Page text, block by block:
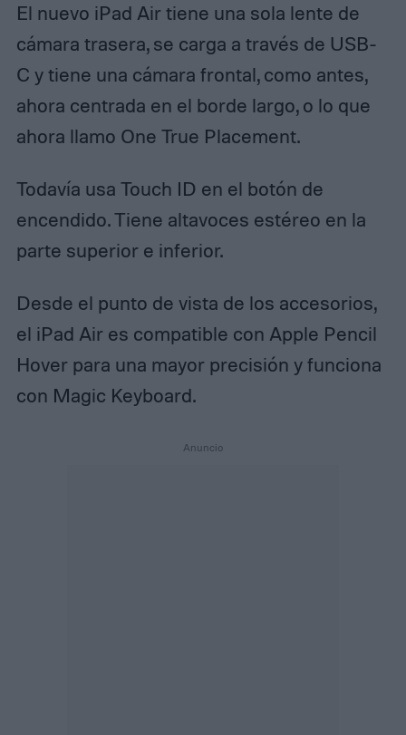
El nuevo iPad Air tiene una sola lente de
cámara trasera, se carga a través de USB-
C y tiene una cámara frontal, como antes,
ahora centrada en el borde largo, o lo que
ahora llamo One True Placement.
Todavía usa Touch ID en el botón de
encendido. Tiene altavoces estéreo en la
parte superior e inferior.
Desde el punto de vista de los accesorios,
el iPad Air es compatible con Apple Pencil
Hover para una mayor precisión y funciona
con Magic Keyboard.